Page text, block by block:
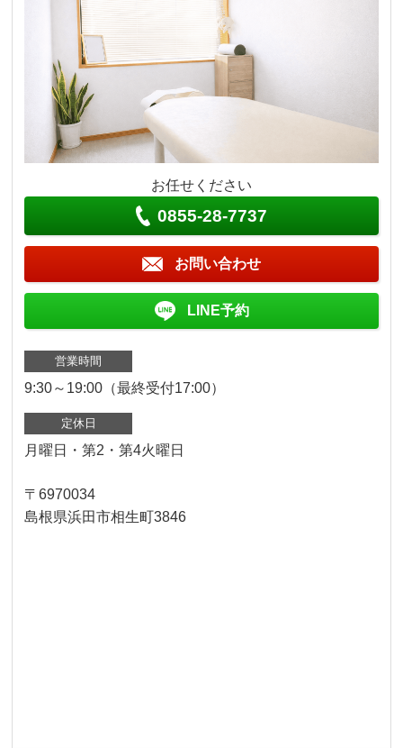
お任せください
0855-28-7737
お問い合わせ
LINE予約
営業時間
9:30～19:00（最終受付17:00）
定休日
月曜日・第2・第4火曜日
〒6970034
島根県浜田市相生町3846